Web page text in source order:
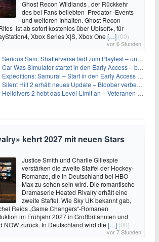
Ghost Recon Wildlands , der Rückkehr
des bei Fans beliebten Predator -Events
und weiteren Inhalten. Ghost Recon
ist ab sofort kostenlos über Ubisoft+, für
Xbox Series X|S, Xbox One […] (00)
vor 6 Stunden
Serious Sam: Shatterverse lädt zum Playtest – und erscheint schon bald!
Car Was Simulator startet in den Early Access – bald gehts los!
Expeditions: Samurai – Start in den Early Access ab heute im feudalen Japan
Silent Hill 2 erhält neues Update – Bloober verbessert Grafik und Performance
Helldivers 2 hebt das Level-Limit an – Veteranen können endlich weiter aufsteigen
kehrt 2027 mit neuen Stars
Justice Smith und Charlie Gillespie
verstärken die zweite Staffel der Hockey-
Romanze, die in Deutschland bei HBO
Max zu sehen sein wird. Die romantische
Dramaserie Heated Rivalry erhält eine
zweite Staffel. Wie Sky UK bekannt gab,
Reids „Game Changers“-Romanen
im Frühjahr 2027 in Großbritannien und
NOW zurück. In Deutschland wird die […] (00)
vor 7 Stunden